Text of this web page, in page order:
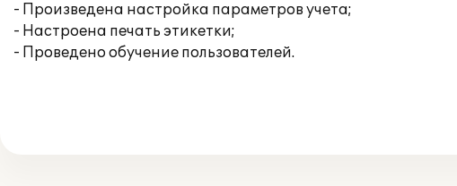
- Произведена настройка параметров учета;
- Настроена печать этикетки;
- Проведено обучение пользователей.